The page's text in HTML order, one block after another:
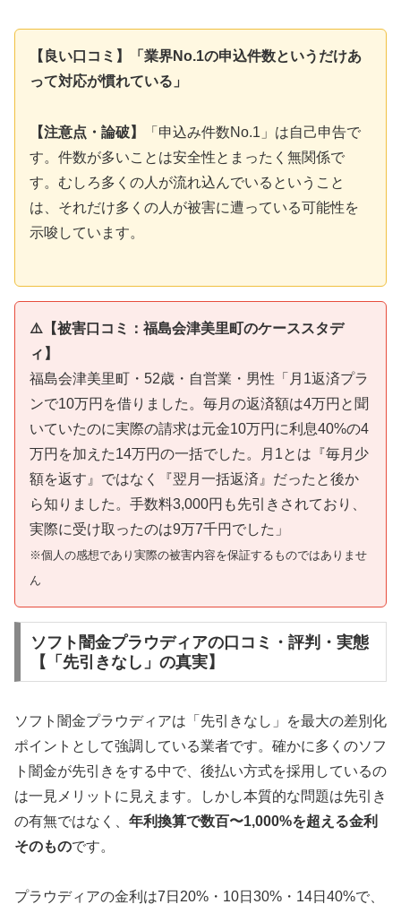
【良い口コミ】「業界No.1の申込件数というだけあ
って対応が慣れている」
【注意点・論破】
「申込み件数No.1」は自己申告で
す。件数が多いことは安全性とまったく無関係で
す。むしろ多くの人が流れ込んでいるということ
は、それだけ多くの人が被害に遭っている可能性を
示唆しています。
⚠️【被害口コミ：福島会津美里町のケーススタデ
ィ】
福島会津美里町・52歳・自営業・男性「月1返済プラ
ンで10万円を借りました。毎月の返済額は4万円と聞
いていたのに実際の請求は元金10万円に利息40%の4
万円を加えた14万円の一括でした。月1とは『毎月少
額を返す』ではなく『翌月一括返済』だったと後か
ら知りました。手数料3,000円も先引きされており、
実際に受け取ったのは9万7千円でした」
※個人の感想であり実際の被害内容を保証するものではありませ
ん
ソフト闇金プラウディアの口コミ・評判・実態
【「先引きなし」の真実】
ソフト闇金プラウディアは「先引きなし」を最大の差別化
ポイントとして強調している業者です。確かに多くのソフ
ト闇金が先引きをする中で、後払い方式を採用しているの
は一見メリットに見えます。しかし本質的な問題は先引き
の有無ではなく、 年利換算で数百〜1,000%を超える金利
そのものです。
プラウディアの金利は7日20%・10日30%・14日40%で、